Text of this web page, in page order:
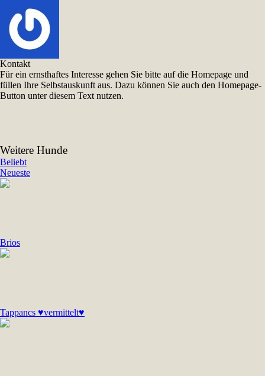
Kontakt
Für ein ernsthaftes Interesse gehen Sie bitte auf die Homepage und
füllen Ihre Selbstauskunft aus. Dazu können Sie auch den Homepage-
Button unter diesem Text nutzen.
Weitere Hunde
Beliebt
Neueste
Brios
Tappancs ♥vermittelt♥